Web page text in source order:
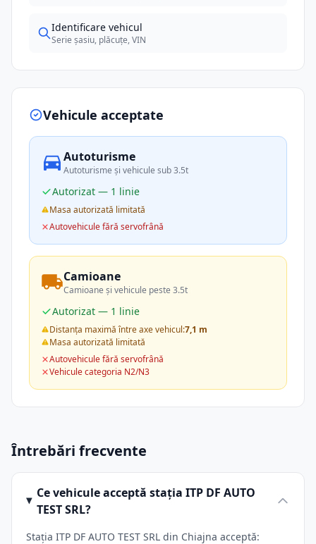
Identificare vehicul
Serie șasiu, plăcuțe, VIN
Vehicule acceptate
Autoturisme
Autoturisme și vehicule sub 3.5t
Autorizat — 1 linie
Masa autorizată limitată
Autovehicule fără servofrână
Camioane
Camioane și vehicule peste 3.5t
Autorizat — 1 linie
Distanța maximă între axe vehicul:7,1 m
Masa autorizată limitată
Autovehicule fără servofrână
Vehicule categoria N2/N3
Întrebări frecvente
Ce vehicule acceptă stația ITP DF AUTO
TEST SRL?
Stația ITP DF AUTO TEST SRL din Chiajna acceptă: